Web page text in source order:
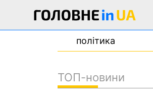
політика
ТОП-новини